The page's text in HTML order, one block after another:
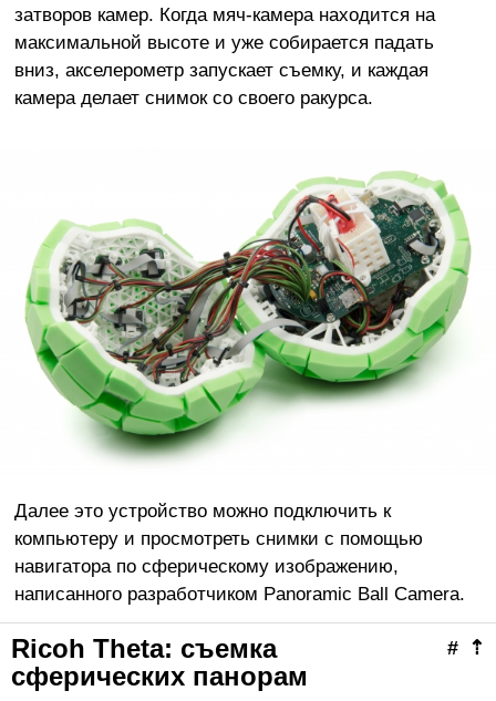
затворов камер. Когда мяч-камера находится на
максимальной высоте и уже собирается падать
вниз, акселерометр запускает съемку, и каждая
камера делает снимок со своего ракурса.
Далее это устройство можно подключить к
компьютеру и просмотреть снимки с помощью
навигатора по сферическому изображению,
написанного разработчиком Panoramic Ball Camera.
⇡
#
Ricoh Theta: съемка
сферических панорам